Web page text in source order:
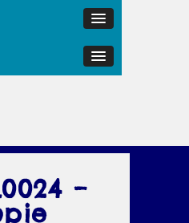
–